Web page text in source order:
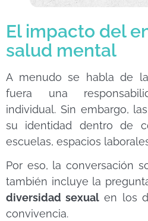
El impacto del
salud mental
A menudo se habla de
fuera una
individual. Sin embargo,
su identidad dentro de
escuelas, espacios
Por eso, la conversación
también incluye la
diversidad sexual en los
convivencia.